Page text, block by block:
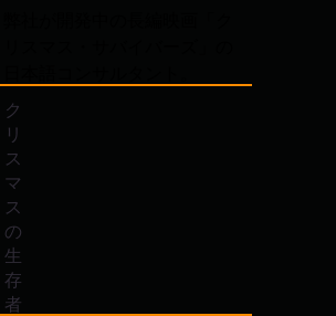
ク
リ
ス
マ
ス
の
生
存
者